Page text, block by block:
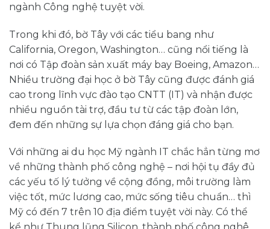
ngành Công nghệ tuyệt vời.
Trong khi đó, bờ Tây với các tiểu bang như
California, Oregon, Washington… cũng nổi tiếng là
nơi có Tập đoàn sản xuất máy bay Boeing, Amazon…
Nhiều trường đại học ở bờ Tây cũng được đánh giá
cao trong lĩnh vực đào tạo CNTT (IT) và nhận được
nhiều nguồn tài trợ, đầu tư từ các tập đoàn lớn,
đem đến những sự lựa chọn đáng giá cho bạn.
Với những ai du học Mỹ ngành IT chắc hẳn từng mơ
về những thành phố công nghệ – nơi hội tụ đầy đủ
các yếu tố lý tưởng về cộng đồng, môi trường làm
việc tốt, mức lương cao, mức sống tiêu chuẩn… thì
Mỹ có đến 7 trên 10 địa điểm tuyệt vời này. Có thể